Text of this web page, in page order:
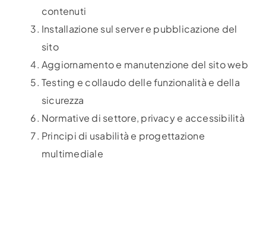
contenuti
Installazione sul server e pubblicazione del
sito
Aggiornamento e manutenzione del sito web
Testing e collaudo delle funzionalità e della
sicurezza
Normative di settore, privacy e accessibilità
Principi di usabilità e progettazione
multimediale